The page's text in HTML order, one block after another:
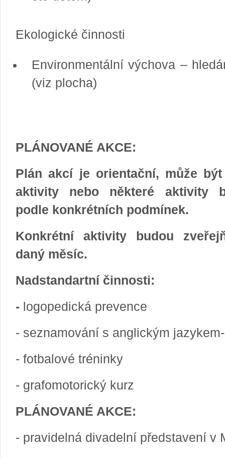
Ekologické činnosti
Environmentální výchova –
(viz plocha)
PLÁNOVANÉ AKCE:
Plán akcí je orientační, může
aktivity nebo některé aktivity
podle konkrétních podmínek.
Konkrétní aktivity budou
daný měsíc.
Nadstandartní činnosti:
- logopedická prevence
- seznamování s anglickým
- fotbalové tréninky
- grafomotorický kurz
PLÁNOVANÉ AKCE:
- pravidelná divadelní představení v